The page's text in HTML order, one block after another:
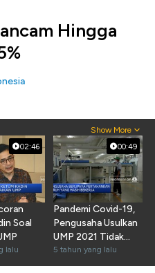
Hingga
Show More
02:46
Soal
lalu
00:49
Pandemi Covid-19,
Pengusaha Usulkan
UMP 2021 Tidak
Naik
5 tahun yang lalu